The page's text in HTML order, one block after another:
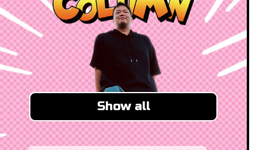
Show all